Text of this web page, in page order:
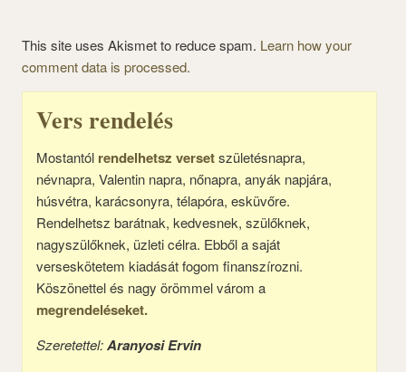
This site uses Akismet to reduce spam. Learn how your
comment data is processed.
Vers rendelés
Mostantól rendelhetsz versetszületésnapra,
névnapra, Valentin napra, nőnapra, anyák napjára,
húsvétra, karácsonyra, télapóra, esküvőre.
Rendelhetsz barátnak, kedvesnek, szülőknek,
nagyszülőknek, üzleti célra. Ebből a saját
verseskötetem kiadását fogom finanszírozni.
Köszönettel és nagy örömmel várom a
megrendeléseket.
Szeretettel:Aranyosi Ervin